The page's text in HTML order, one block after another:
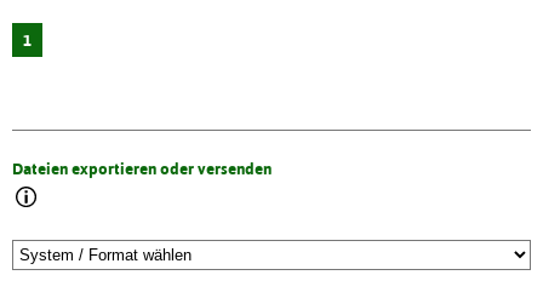
1
Dateien exportieren oder versenden